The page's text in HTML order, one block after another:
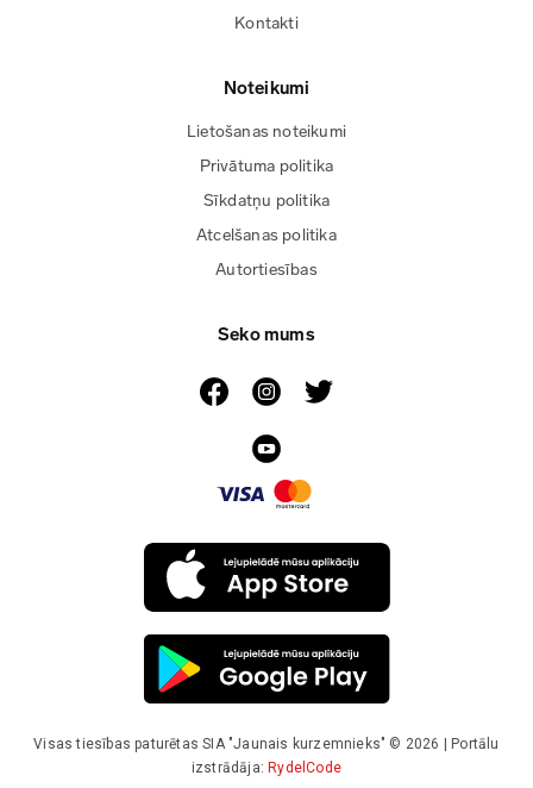
Kontakti
Noteikumi
Lietošanas noteikumi
Privātuma politika
Sīkdatņu politika
Atcelšanas politika
Autortiesības
Seko mums
Visas tiesības paturētas SIA "Jaunais kurzemnieks" © 2026 | Portālu
izstrādāja:RydelCode